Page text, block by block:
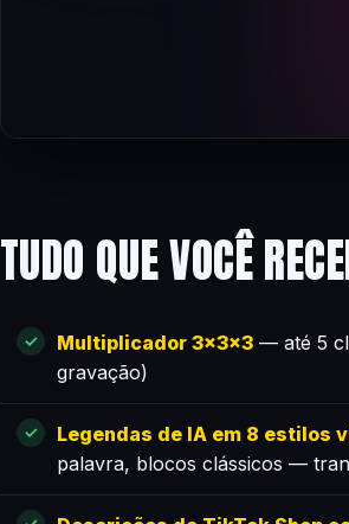
TUDO QUE VOCÊ
Multiplicador 3×3×3 — até 5
gravação)
Legendas de IA em 8 estilos
palavra, blocos clássicos —